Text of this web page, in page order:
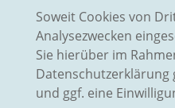
Soweit Cookies von
Analysezwecken
Sie hierüber im
und ggf. eine